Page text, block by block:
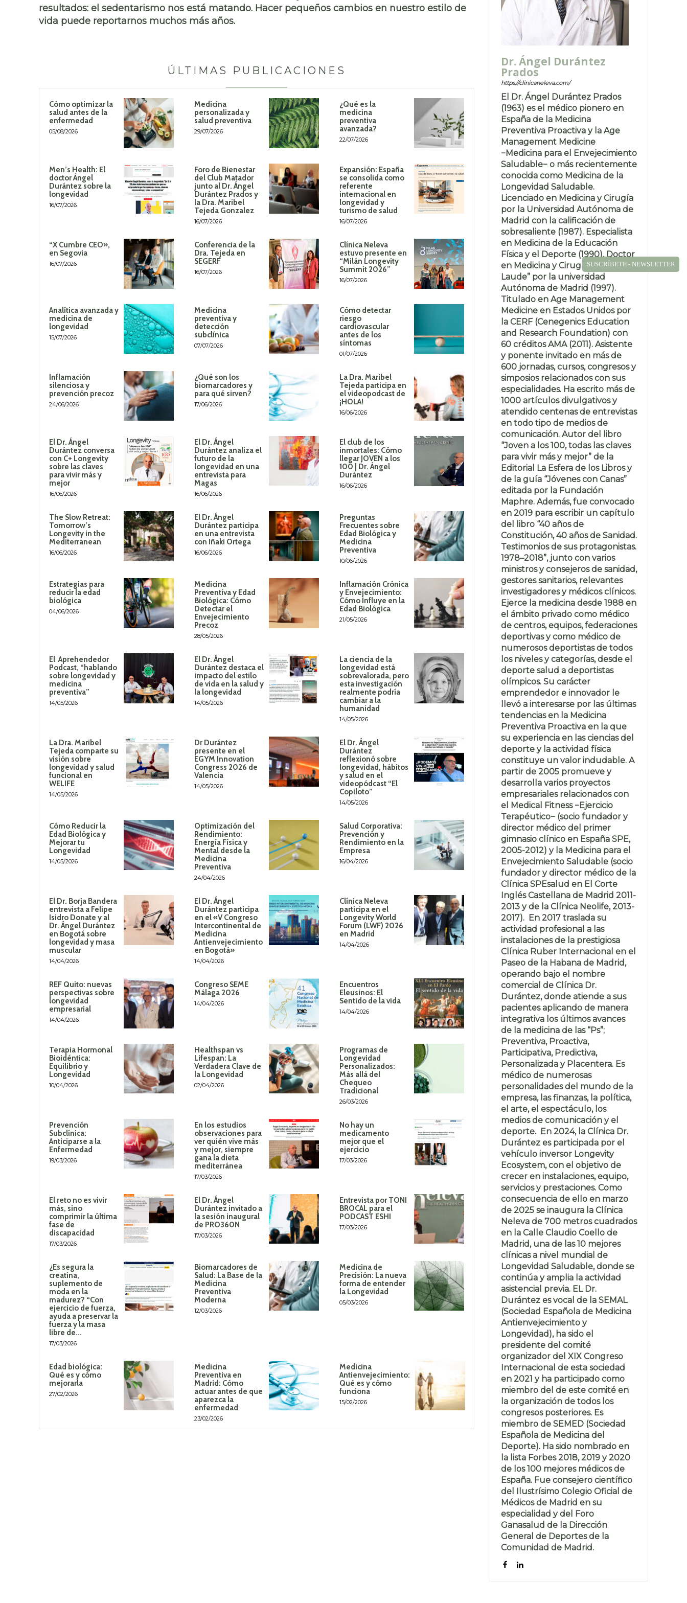
resultados: el sedentarismo nos está matando. Hacer pequeños cambios en nuestro estilo de
vida puede reportarnos muchos más años.
ÚLTIMAS PUBLICACIONES
Cómo optimizar la
salud antes de la
enfermedad
05/08/2026
Medicina
personalizada y
salud preventiva
29/07/2026
¿Qué es la
medicina
preventiva
avanzada?
22/07/2026
Men’s Health: El
doctor Ángel
Durántez sobre la
longevidad
16/07/2026
Foro de Bienestar
del Club Matador
junto al Dr. Ángel
Durántez Prados y
la Dra. Maribel
Tejeda Gonzalez
16/07/2026
Expansión: España
se consolida como
referente
internacional en
longevidad y
turismo de salud
16/07/2026
“X Cumbre CEO»,
en Segovia
16/07/2026
Conferencia de la
Dra. Tejeda en
SEGERF
16/07/2026
Clínica Neleva
estuvo presente en
“Milán Longevity
Summit 2026”
16/07/2026
Analítica avanzada y
medicina de
longevidad
15/07/2026
Medicina
preventiva y
detección
subclínica
07/07/2026
Cómo detectar
riesgo
cardiovascular
antes de los
síntomas
01/07/2026
Inflamación
silenciosa y
prevención precoz
24/06/2026
¿Qué son los
biomarcadores y
para qué sirven?
17/06/2026
La Dra. Maribel
Tejeda participa en
el videopodcast de
¡HOLA!
16/06/2026
El Dr. Ángel
Durántez conversa
con C+ Longevity
sobre las claves
para vivir más y
mejor
16/06/2026
El Dr. Ángel
Durántez analiza el
futuro de la
longevidad en una
entrevista para
Magas
16/06/2026
El club de los
inmortales: Cómo
llegar JOVEN a los
100 | Dr. Ángel
Durántez
16/06/2026
The Slow Retreat:
Tomorrow’s
Longevity in the
Mediterranean
16/06/2026
El Dr. Ángel
Durántez participa
en una entrevista
con Iñaki Ortega
16/06/2026
Preguntas
Frecuentes sobre
Edad Biológica y
Medicina
Preventiva
10/06/2026
Estrategias para
reducir la edad
biológica
04/06/2026
Medicina
Preventiva y Edad
Biológica: Cómo
Detectar el
Envejecimiento
Precoz
28/05/2026
Inflamación Crónica
y Envejecimiento:
Cómo Influye en la
Edad Biológica
21/05/2026
El Aprehendedor
Podcast, “hablando
sobre longevidad y
medicina
preventiva”
14/05/2026
El Dr. Ángel
Durántez destaca el
impacto del estilo
de vida en la salud y
la longevidad
14/05/2026
La ciencia de la
longevidad está
sobrevalorada, pero
esta investigación
realmente podría
cambiar a la
humanidad
14/05/2026
La Dra. Maribel
Tejeda comparte su
visión sobre
longevidad y salud
funcional en
WELIFE
14/05/2026
Dr Durántez
presente en el
EGYM Innovation
Congress 2026 de
Valencia
14/05/2026
El Dr. Ángel
Durántez
reflexionó sobre
longevidad, hábitos
y salud en el
videopódcast “El
Copiloto”
14/05/2026
Cómo Reducir la
Edad Biológica y
Mejorar tu
Longevidad
14/05/2026
Optimización del
Rendimiento:
Energía Física y
Mental desde la
Medicina
Preventiva
24/04/2026
Salud Corporativa:
Prevención y
Rendimiento en la
Empresa
16/04/2026
El Dr. Borja Bandera
entrevista a Felipe
Isidro Donate y al
Dr. Ángel Durántez
en Bogotá sobre
longevidad y masa
muscular
14/04/2026
El Dr. Ángel
Durántez participa
en el «V Congreso
Intercontinental de
Medicina
Antienvejecimiento
en Bogotá»
14/04/2026
Clínica Neleva
participa en el
Longevity World
Forum (LWF) 2026
en Madrid
14/04/2026
REF Quito: nuevas
perspectivas sobre
longevidad
empresarial
14/04/2026
Congreso SEME
Málaga 2026
14/04/2026
Encuentros
Eleusinos: El
Sentido de la vida
14/04/2026
Terapia Hormonal
Bioidéntica:
Equilibrio y
Longevidad
10/04/2026
Healthspan vs
Lifespan: La
Verdadera Clave de
la Longevidad
02/04/2026
Programas de
Longevidad
Personalizados:
Más allá del
Chequeo
Tradicional
26/03/2026
Prevención
Subclínica:
Anticiparse a la
Enfermedad
19/03/2026
En los estudios
observaciones para
ver quién vive más
y mejor, siempre
gana la dieta
mediterránea
17/03/2026
No hay un
medicamento
mejor que el
ejercicio
17/03/2026
El reto no es vivir
más, sino
comprimir la última
fase de
discapacidad
17/03/2026
El Dr. Ángel
Durántez invitado a
la sesión inaugural
de PRO360N
17/03/2026
Entrevista por TONI
BROCAL para el
PODCAST ESHI
17/03/2026
¿Es segura la
creatina,
suplemento de
moda en la
madurez? “Con
ejercicio de fuerza,
ayuda a preservar la
fuerza y la masa
libre de...
17/03/2026
Biomarcadores de
Salud: La Base de la
Medicina
Preventiva
Moderna
12/03/2026
Medicina de
Precisión: La nueva
forma de entender
la Longevidad
05/03/2026
Edad biológica:
Qué es y cómo
mejorarla
27/02/2026
Medicina
Preventiva en
Madrid: Cómo
actuar antes de que
aparezca la
enfermedad
23/02/2026
Medicina
Antienvejecimiento:
Qué es y cómo
funciona
15/02/2026
Dr. Ángel Durántez
Prados
https://clinicaneleva.com/
El Dr. Ángel Durántez Prados
(1963) es el médico pionero en
España de la Medicina
Preventiva Proactiva y la Age
Management Medicine
−Medicina para el Envejecimiento
Saludable− o más recientemente
conocida como Medicina de la
Longevidad Saludable.
Licenciado en Medicina y Cirugía
por la Universidad Autónoma de
Madrid con la calificación de
sobresaliente (1987). Especialista
en Medicina de la Educación
Física y el Deporte (1990). Doctor
en Medicina y Cirugía “Cum
Laude” por la universidad
Autónoma de Madrid (1997).
Titulado en Age Management
Medicine en Estados Unidos por
la CERF (Cenegenics Education
and Research Foundation) con
60 créditos AMA (2011). Asistente
y ponente invitado en más de
600 jornadas, cursos, congresos y
simposios relacionados con sus
especialidades. Ha escrito más de
1000 artículos divulgativos y
atendido centenas de entrevistas
en todo tipo de medios de
comunicación. Autor del libro
“Joven a los 100, todas las claves
para vivir más y mejor” de la
Editorial La Esfera de los Libros y
de la guía “Jóvenes con Canas”
editada por la Fundación
Maphre. Además, fue convocado
en 2019 para escribir un capítulo
del libro “40 años de
Constitución, 40 años de Sanidad.
Testimonios de sus protagonistas.
1978–2018”, junto con varios
ministros y consejeros de sanidad,
gestores sanitarios, relevantes
investigadores y médicos clínicos.
Ejerce la medicina desde 1988 en
el ámbito privado como médico
de centros, equipos, federaciones
deportivas y como médico de
numerosos deportistas de todos
los niveles y categorías, desde el
deporte salud a deportistas
olímpicos. Su carácter
emprendedor e innovador le
llevó a interesarse por las últimas
tendencias en la Medicina
Preventiva Proactiva en la que
su experiencia en las ciencias del
deporte y la actividad física
constituye un valor indudable. A
partir de 2005 promueve y
desarrolla varios proyectos
empresariales relacionados con
el Medical Fitness −Ejercicio
Terapéutico− (socio fundador y
director médico del primer
gimnasio clínico en España SPE,
2005-2012) y la Medicina para el
Envejecimiento Saludable (socio
fundador y director médico de la
Clínica SPEsalud en El Corte
Inglés Castellana de Madrid 2011-
2013 y de la Clínica Neolife, 2013-
2017). En 2017 traslada su
actividad profesional a las
instalaciones de la prestigiosa
Clínica Ruber Internacional en el
Paseo de la Habana de Madrid,
operando bajo el nombre
comercial de Clínica Dr.
Durántez, donde atiende a sus
pacientes aplicando de manera
integrativa los últimos avances
de la medicina de las “Ps”;
Preventiva, Proactiva,
Participativa, Predictiva,
Personalizada y Placentera. Es
médico de numerosas
personalidades del mundo de la
empresa, las finanzas, la política,
el arte, el espectáculo, los
medios de comunicación y el
deporte. En 2024, la Clínica Dr.
Durántez es participada por el
vehículo inversor Longevity
Ecosystem, con el objetivo de
crecer en instalaciones, equipo,
servicios y prestaciones. Como
consecuencia de ello en marzo
de 2025 se inaugura la Clínica
Neleva de 700 metros cuadrados
en la Calle Claudio Coello de
Madrid, una de las 10 mejores
clínicas a nivel mundial de
Longevidad Saludable, donde se
continúa y amplia la actividad
asistencial previa. EL Dr.
Durántez es vocal de la SEMAL
(Sociedad Española de Medicina
Antienvejecimiento y
Longevidad), ha sido el
presidente del comité
organizador del XIX Congreso
Internacional de esta sociedad
en 2021 y ha participado como
miembro del de este comité en
la organización de todos los
congresos posteriores. Es
miembro de SEMED (Sociedad
Española de Medicina del
Deporte). Ha sido nombrado en
la lista Forbes 2018, 2019 y 2020
de los 100 mejores médicos de
España. Fue consejero científico
del Ilustrísimo Colegio Oficial de
Médicos de Madrid en su
especialidad y del Foro
Ganasalud de la Dirección
General de Deportes de la
Comunidad de Madrid.
SUSCRÍBETE - NEWSLETTER